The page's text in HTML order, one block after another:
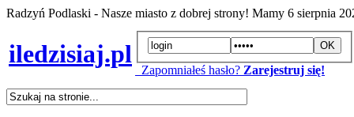
Radzyń Podlaski - Nasze miasto z dobrej strony! Mamy 6 sierpnia
iledzisiaj.pl
Zapomniałeś hasło? Zarejestruj się!